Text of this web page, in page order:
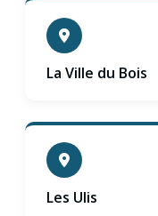
La Ville du Bois
Les Ulis